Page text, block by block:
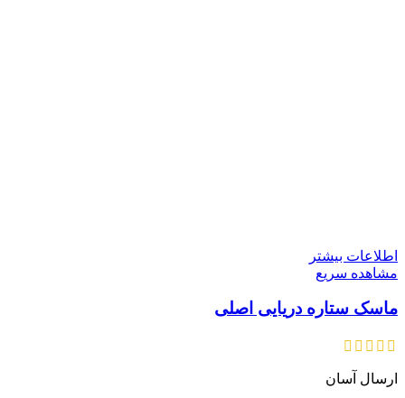
اطلاعات بیشتر
مشاهده سریع
ماسک ستاره دریایی اصلی
ارسال آسان